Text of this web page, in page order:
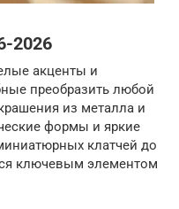
2026
акценты и
преобразить любой
из металла и
формы и яркие
клатчей до
ключевым элементом